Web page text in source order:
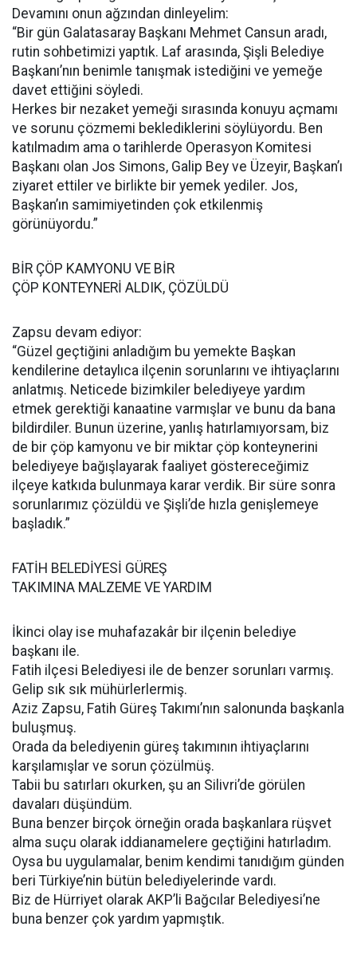
Devamını onun ağzından dinleyelim:
“Bir gün Galatasaray Başkanı Mehmet Cansun aradı,
rutin sohbetimizi yaptık. Laf arasında, Şişli Belediye
Başkanı’nın benimle tanışmak istediğini ve yemeğe
davet ettiğini söyledi.
Herkes bir nezaket yemeği sırasında konuyu açmamı
ve sorunu çözmemi beklediklerini söylüyordu. Ben
katılmadım ama o tarihlerde Operasyon Komitesi
Başkanı olan Jos Simons, Galip Bey ve Üzeyir, Başkan’ı
ziyaret ettiler ve birlikte bir yemek yediler. Jos,
Başkan’ın samimiyetinden çok etkilenmiş
görünüyordu.”
BİR ÇÖP KAMYONU VE BİR
ÇÖP KONTEYNERİ ALDIK, ÇÖZÜLDÜ
Zapsu devam ediyor:
“Güzel geçtiğini anladığım bu yemekte Başkan
kendilerine detaylıca ilçenin sorunlarını ve ihtiyaçlarını
anlatmış. Neticede bizimkiler belediyeye yardım
etmek gerektiği kanaatine varmışlar ve bunu da bana
bildirdiler. Bunun üzerine, yanlış hatırlamıyorsam, biz
de bir çöp kamyonu ve bir miktar çöp konteynerini
belediyeye bağışlayarak faaliyet göstereceğimiz
ilçeye katkıda bulunmaya karar verdik. Bir süre sonra
sorunlarımız çözüldü ve Şişli’de hızla genişlemeye
başladık.”
FATİH BELEDİYESİ GÜREŞ
TAKIMINA MALZEME VE YARDIM
İkinci olay ise muhafazakâr bir ilçenin belediye
başkanı ile.
Fatih ilçesi Belediyesi ile de benzer sorunları varmış.
Gelip sık sık mühürlerlermiş.
Aziz Zapsu, Fatih Güreş Takımı’nın salonunda başkanla
buluşmuş.
Orada da belediyenin güreş takımının ihtiyaçlarını
karşılamışlar ve sorun çözülmüş.
Tabii bu satırları okurken, şu an Silivri’de görülen
davaları düşündüm.
Buna benzer birçok örneğin orada başkanlara rüşvet
alma suçu olarak iddianamelere geçtiğini hatırladım.
Oysa bu uygulamalar, benim kendimi tanıdığım günden
beri Türkiye’nin bütün belediyelerinde vardı.
Biz de Hürriyet olarak AKP’li Bağcılar Belediyesi’ne
buna benzer çok yardım yapmıştık.